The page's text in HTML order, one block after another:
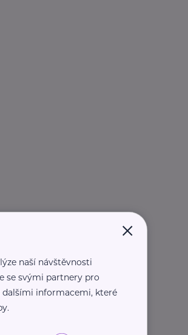
×
naší návštěvnosti
se svými partnery pro
dalšími informacemi, které